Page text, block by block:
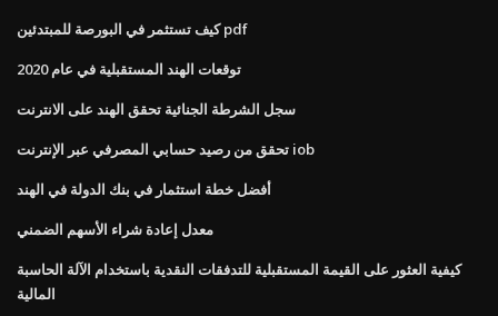
كيف تستثمر في البورصة للمبتدئين pdf
توقعات الهند المستقبلية في عام 2020
سجل الشرطة الجنائية تحقق الهند على الانترنت
تحقق من رصيد حسابي المصرفي عبر الإنترنت iob
أفضل خطة استثمار في بنك الدولة في الهند
معدل إعادة شراء الأسهم الضمني
كيفية العثور على القيمة المستقبلية للتدفقات النقدية باستخدام الآلة الحاسبة
المالية